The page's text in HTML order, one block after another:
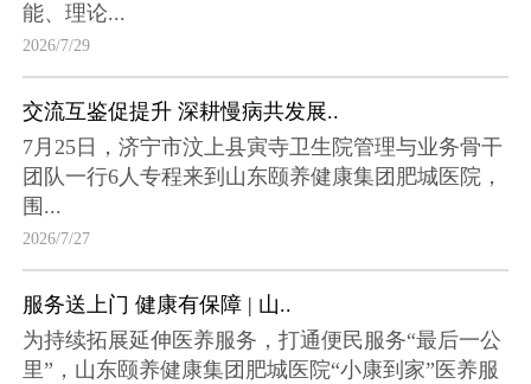
能、理论...
2026/7/29
交流互鉴促提升 深耕慢病共发展..
7月25日，济宁市汶上县寅寺卫生院管理与业务骨干
团队一行6人专程来到山东颐养健康集团肥城医院，
围...
2026/7/27
服务送上门 健康有保障 | 山..
为持续拓展延伸医养服务，打通便民服务“最后一公
里”，山东颐养健康集团肥城医院“小康到家”医养服